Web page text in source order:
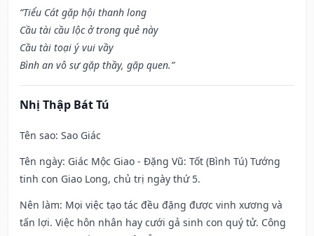
“Tiểu Cát gặp hội thanh long
Cầu tài cầu lộc ở trong quẻ này
Cầu tài toại ý vui vầy
Bình an vô sự gặp thầy, gặp quen.”
Nhị Thập Bát Tú
Tên sao: Sao Giác
Tên ngày: Giác Mộc Giao - Đặng Vũ: Tốt (Bình Tú) Tướng
tinh con Giao Long, chủ trị ngày thứ 5.
Nên làm: Mọi việc tạo tác đều đặng được vinh xương và
tấn lợi. Việc hôn nhân hay cưới gả sinh con quý tử. Công